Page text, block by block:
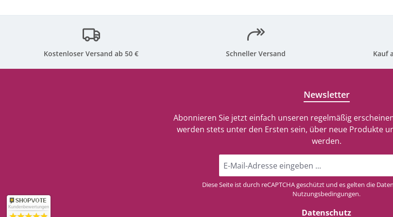
Kostenloser Versand ab 50 € Schneller Versand Kauf
Newsletter
Abonnieren Sie jetzt einfach unseren regelmäßig
werden stets unter den Ersten sein, über neue Produkte
werden.
Mail-
Adresse
*
Diese Seite ist durch reCAPTCHA geschützt und es gelten die
Nutzungsbedingungen.
Datenschutz
Kundenbewertungen